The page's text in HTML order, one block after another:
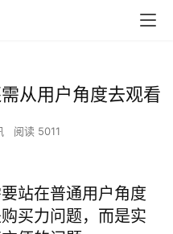
从用户角度去观看
阅读 5011
站在普通用户角度
买力问题，而是实